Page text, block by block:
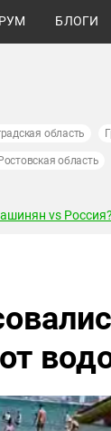
БЛОГИ
область
Ростовская область
vs Россия?